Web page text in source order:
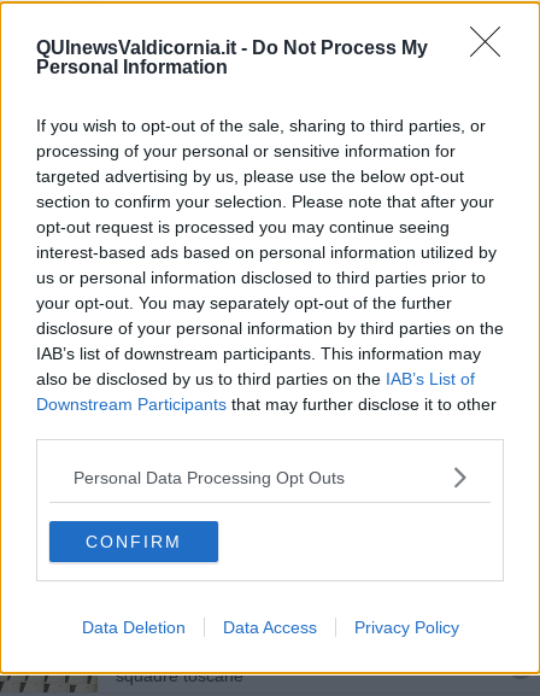
QUInewsValdicornia.it - Do Not Process My
Personal Information
If you wish to opt-out of the sale, sharing to third parties, or
processing of your personal or sensitive information for
targeted advertising by us, please use the below opt-out
section to confirm your selection. Please note that after your
opt-out request is processed you may continue seeing
interest-based ads based on personal information utilized by
us or personal information disclosed to third parties prior to
your opt-out. You may separately opt-out of the further
disclosure of your personal information by third parties on the
IAB’s list of downstream participants. This information may
also be disclosed by us to third parties on the IAB’s List of
Downstream Participants that may further disclose it to other
Personal Data Processing Opt Outs
CONFIRM
Data Deletion Data Access Privacy Policy
Vela, Justina II si aggiudica il campionato
"Dovevano già emergere le carenze del progetto"
Lavoro & Ambiente, ecco nomi e programma
A casa con la musica di "quelli del terzo piano"
Costa Diadema, sbarcati 241 filippini
Nasce Agorà che unisce associazioni e cittadini
Rigassificatore, convegno Wwf per fare il punto
Rigassificatore, convegno Wwf in attesa del Tar
Rigassificatore, Greenpeace e Wwf dopo la
Peste suina, 200 allevamenti in allarme
squadre toscane